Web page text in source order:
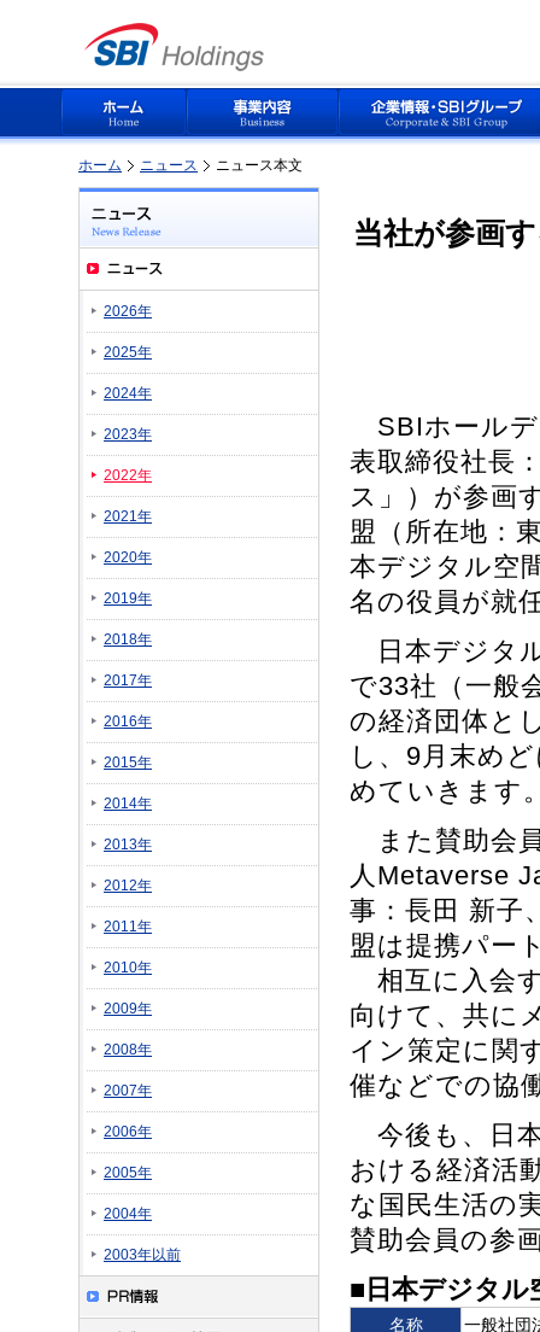
ホーム ニュース ニュース本文
当社が参画
SBIホールデ
表取締役社長
ス」）が参画
盟（所在地：
本デジタル空
名の役員が就
日本デジタ
で33社（一般
の経済団体と
し、9月末め
めていきます
また賛助会
人Metaverse
事：長田 新子
盟は提携パー
相互に入会
向けて、共に
イン策定に関
催などでの協
今後も、日
おける経済活
な国民生活の
賛助会員の参
■日本デジタル
名称
一般社団
2026年
2025年
2024年
2023年
2022年
2021年
2020年
2019年
2018年
2017年
2016年
2015年
2014年
2013年
2012年
2011年
2010年
2009年
2008年
2007年
2006年
2005年
2004年
2003年以前